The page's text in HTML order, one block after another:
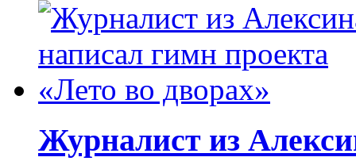
Журналист из